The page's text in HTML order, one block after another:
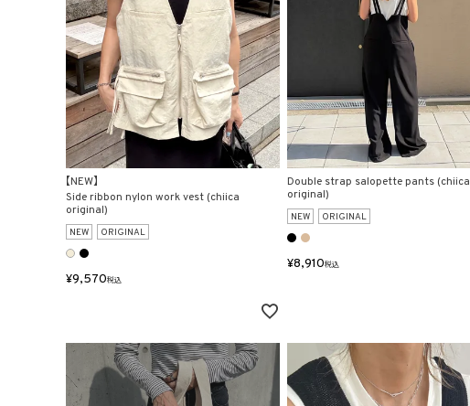
【NEW】
Side ribbon nylon work vest (chiica
original)
NEW ORIGINAL
¥9,570税込
Double strap salopette pants (chiica
original)
NEW ORIGINAL
¥8,910税込